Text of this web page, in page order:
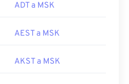
ADT a MSK
AEST a MSK
AKST a MSK